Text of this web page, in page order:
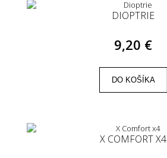
DIOPTRIE
9,20 €
DO KOŠÍKA
X COMFORT X4